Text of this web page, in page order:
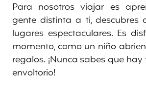
Para nosotros viajar es
gente distinta a ti, descubres
lugares espectaculares. Es
momento, como un niño
regalos. ¡Nunca sabes que
envoltorio!